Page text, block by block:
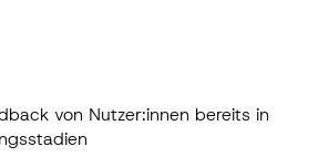
von Nutzer:innen bereits in